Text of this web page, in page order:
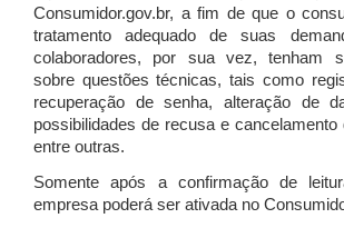
Consumidor.gov.br, a fim de que o
tratamento adequado de suas
colaboradores, por sua vez, tenham
sobre questões técnicas, tais como
recuperação de senha, alteração de
possibilidades de recusa e cancelamento
entre outras.
Somente após a confirmação de
empresa poderá ser ativada no